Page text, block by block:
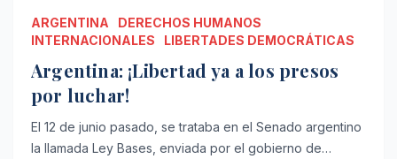
ARGENTINA
DERECHOS HUMANOS
INTERNACIONALES
LIBERTADES DEMOCRÁTICAS
Argentina: ¡Libertad ya a los presos
por luchar!
El 12 de junio pasado, se trataba en el Senado argentino
la llamada Ley Bases, enviada por el gobierno de…